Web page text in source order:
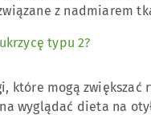
z nadmiarem
typu 2?